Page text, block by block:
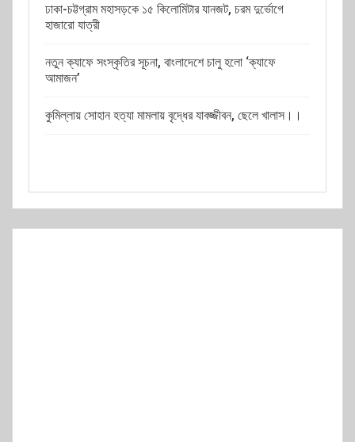
ঢাকা-চট্টগ্রাম মহাসড়কে ১৫ কিলোমিটার যানজট, চরম দুর্ভোগে
হাজারো যাত্রী
নতুন ক্যাফে সংস্কৃতির সূচনা, বাংলাদেশে চালু হলো ‘ক্যাফে
আমাজন’
কুমিল্লায় সোহান হত্যা মামলায় বৃদ্ধের যাবজ্জীবন, ছেলে খালাস।।